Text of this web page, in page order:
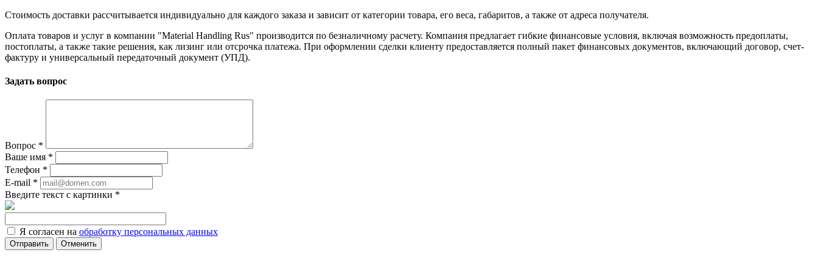
Стоимость доставки рассчитывается индивидуально для каждого заказа и зависит от категории товара, его веса, габаритов, а также от адреса получателя.
Оплата товаров и услуг в компании "Material Handling Rus" производится по безналичному расчету. Компания предлагает гибкие финансовые условия, включая возможность предоплаты,
постоплаты, а также такие решения, как лизинг или отсрочка платежа. При оформлении сделки клиенту предоставляется полный пакет финансовых документов, включающий договор, счет-
фактуру и универсальный передаточный документ (УПД).
Задать вопрос
Вопрос *
Ваше имя *
Телефон *
E-mail *
Введите текст с картинки *
Я согласен на обработку персональных данных
Отменить